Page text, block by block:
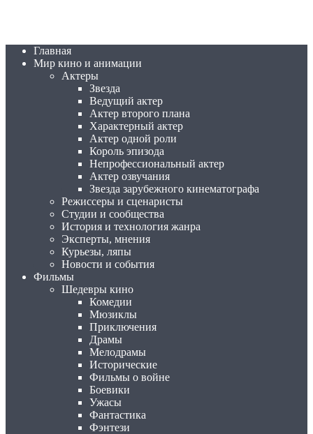
Главная
Мир кино и анимации
Актеры
Звезда
Ведущий актер
Актер второго плана
Характерный актер
Актер одной роли
Король эпизода
Непрофессиональный актер
Актер озвучания
Звезда зарубежного кинематографа
Режиссеры и сценаристы
Студии и сообщества
История и технология жанра
Эксперты, мнения
Курьезы, ляпы
Новости и события
Фильмы
Шедевры кино
Комедии
Мюзиклы
Приключения
Драмы
Мелодрамы
Исторические
Фильмы о войне
Боевики
Ужасы
Фантастика
Фэнтези